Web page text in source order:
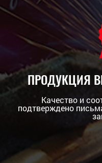
ПРОДУКЦИЯ
Качество и
подтверждено